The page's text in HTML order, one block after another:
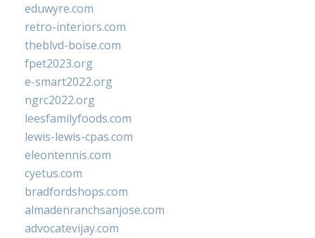
eduwyre.com
retro-interiors.com
theblvd-boise.com
fpet2023.org
e-smart2022.org
ngrc2022.org
leesfamilyfoods.com
lewis-lewis-cpas.com
eleontennis.com
cyetus.com
bradfordshops.com
almadenranchsanjose.com
advocatevijay.com